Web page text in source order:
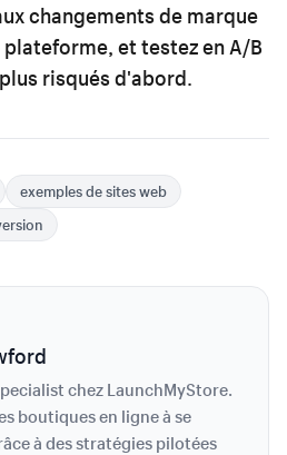
changements de marque
et testez en A/B
risqués d'abord.
exemples de sites web
chez LaunchMyStore.
boutiques en ligne à se
à des stratégies pilotées